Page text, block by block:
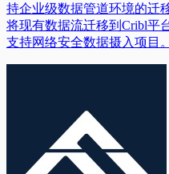
持企业级数据管道环境的迁
将现有数据流迁移到Cribl平
支持网络安全数据摄入项目。